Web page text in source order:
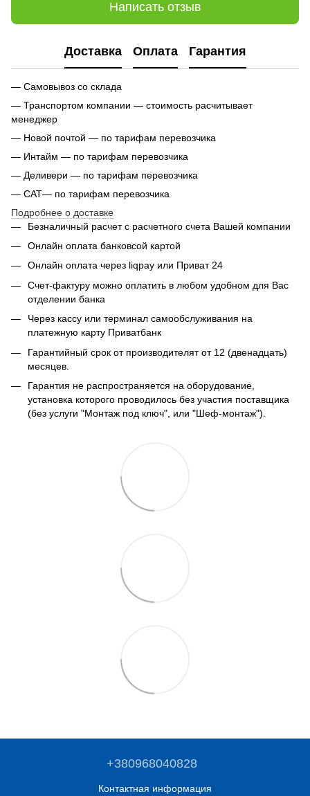
Написать отзыв
Доставка Оплата Гарантия
— Самовывоз со склада
— Транспортом компании — стоимость расчитывает
менеджер
— Новой почтой — по тарифам перевозчика
— Интайм — по тарифам перевозчика
— Деливери — по тарифам перевозчика
— САТ— по тарифам перевозчика
Подробнее о доставке
Безналичный расчет с расчетного счета Вашей компании
Онлайн оплата банковсой картой
Онлайн оплата через liqpay или Приват 24
Счет-фактуру можно оплатить в любом удобном для Вас
отделении банка
Через кассу или терминал самообслуживания на
платежную карту Приватбанк
Гарантийный срок от производителят от 12 (двенадцать)
месяцев.
Гарантия не распространяется на оборудование,
установка которого проводилось без участия поставщика
(без услуги "Монтаж под ключ", или "Шеф-монтаж").
+380968040828
Контактная информация